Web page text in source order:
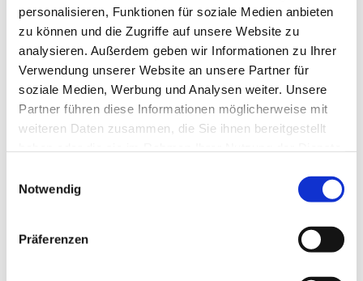
personalisieren, Funktionen für soziale Medien anbieten
zu können und die Zugriffe auf unsere Website zu
analysieren. Außerdem geben wir Informationen zu Ihrer
Verwendung unserer Website an unsere Partner für
soziale Medien, Werbung und Analysen weiter. Unsere
Partner führen diese Informationen möglicherweise mit
weiteren Daten zusammen, die Sie ihnen bereitgestellt
Notwendig
Präferenzen
Dies könnte Sie auch
interessieren